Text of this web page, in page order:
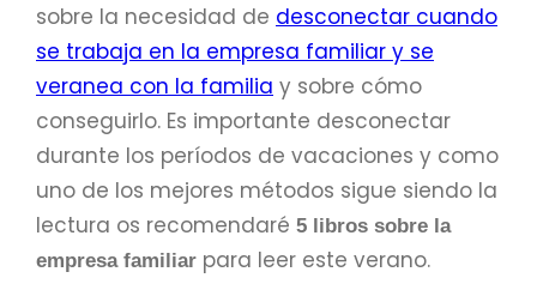
sobre la necesidad de desconectar cuando
se trabaja en la empresa familiar y se
veranea con la familia y sobre cómo
conseguirlo. Es importante desconectar
durante los períodos de vacaciones y como
uno de los mejores métodos sigue siendo la
lectura os recomendaré 5 libros sobre la
empresa familiar para leer este verano.